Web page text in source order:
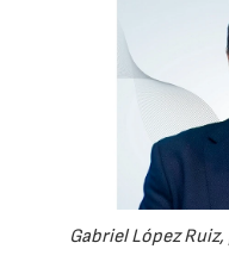
Gabriel López